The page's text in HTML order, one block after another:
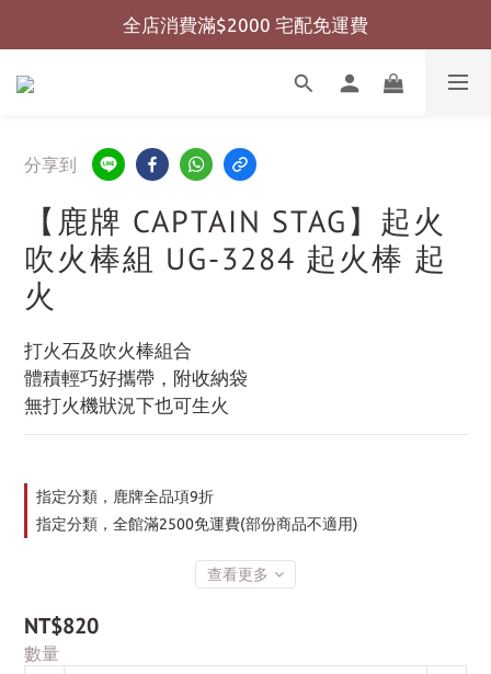
全店消費滿$999 超商免運費
全店消費滿$2000 宅配免運費
全店消費滿$999 超商免運費
分享到
【鹿牌 CAPTAIN STAG】起火
吹火棒組 UG-3284 起火棒 起
火
打火石及吹火棒組合
體積輕巧好攜帶，附收納袋
無打火機狀況下也可生火
指定分類，鹿牌全品項9折
指定分類，全館滿2500免運費(部份商品不適用)
查看更多
NT$820
數量